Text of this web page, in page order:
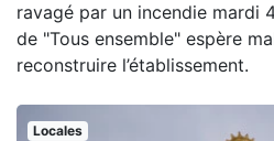
ravagé par un incendie mardi
de "Tous ensemble" espère
reconstruire l’établissement.
Locales